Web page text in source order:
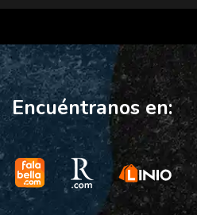
Encuéntranos en: